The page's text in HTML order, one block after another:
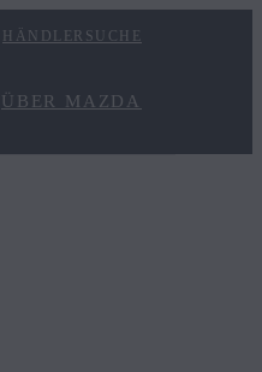
HÄNDLERSUCHE
ÜBER MAZDA